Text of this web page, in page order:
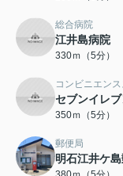
総合病院
江井島病院
330ｍ（5分）
コンビニエン
セブンイレ
350ｍ（5分）
郵便局
明石江井ケ